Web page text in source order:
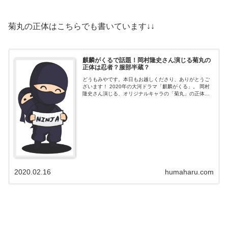
菊丸の正体はこちらでも書いています↓↓
麒麟がくるで話題！岡村隆史さん演じる菊丸の
正体は忍者？服部半蔵？
どうもみやです。本日もお越しくださり、ありがとうご
ざいます！ 2020年の大河ドラマ「麒麟がくる」。 岡村
隆史さん演じる、オリジナルキャラの「菊丸」の正体に
humaharu.com
2020.02.16